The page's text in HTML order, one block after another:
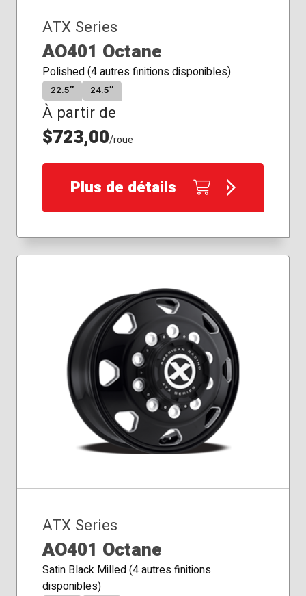
ATX Series
AO401 Octane
Polished (4 autres finitions disponibles)
22.5″ 24.5″
À partir de
$723,00/roue
Plus de détails
ATX Series
AO401 Octane
Satin Black Milled (4 autres finitions
disponibles)